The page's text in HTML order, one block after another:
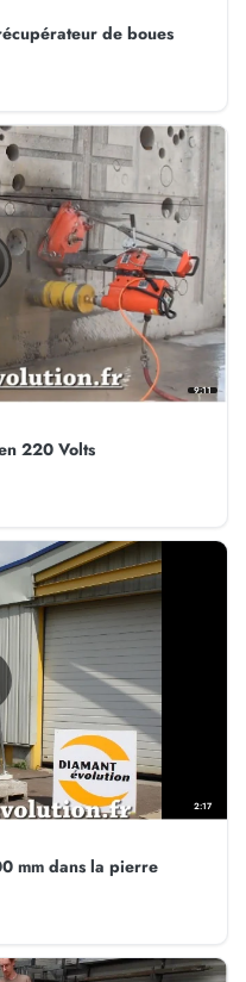
de boues
9:11
220 Volts
2:17
mm dans la pierre